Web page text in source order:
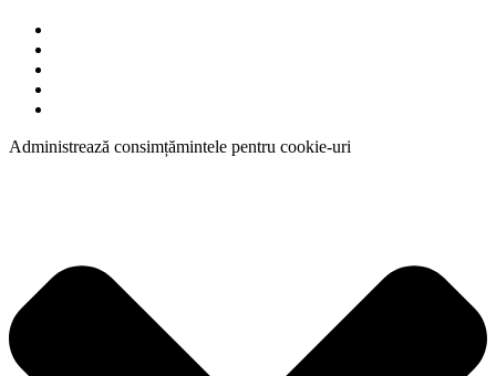
Administrează consimțămintele pentru cookie-uri